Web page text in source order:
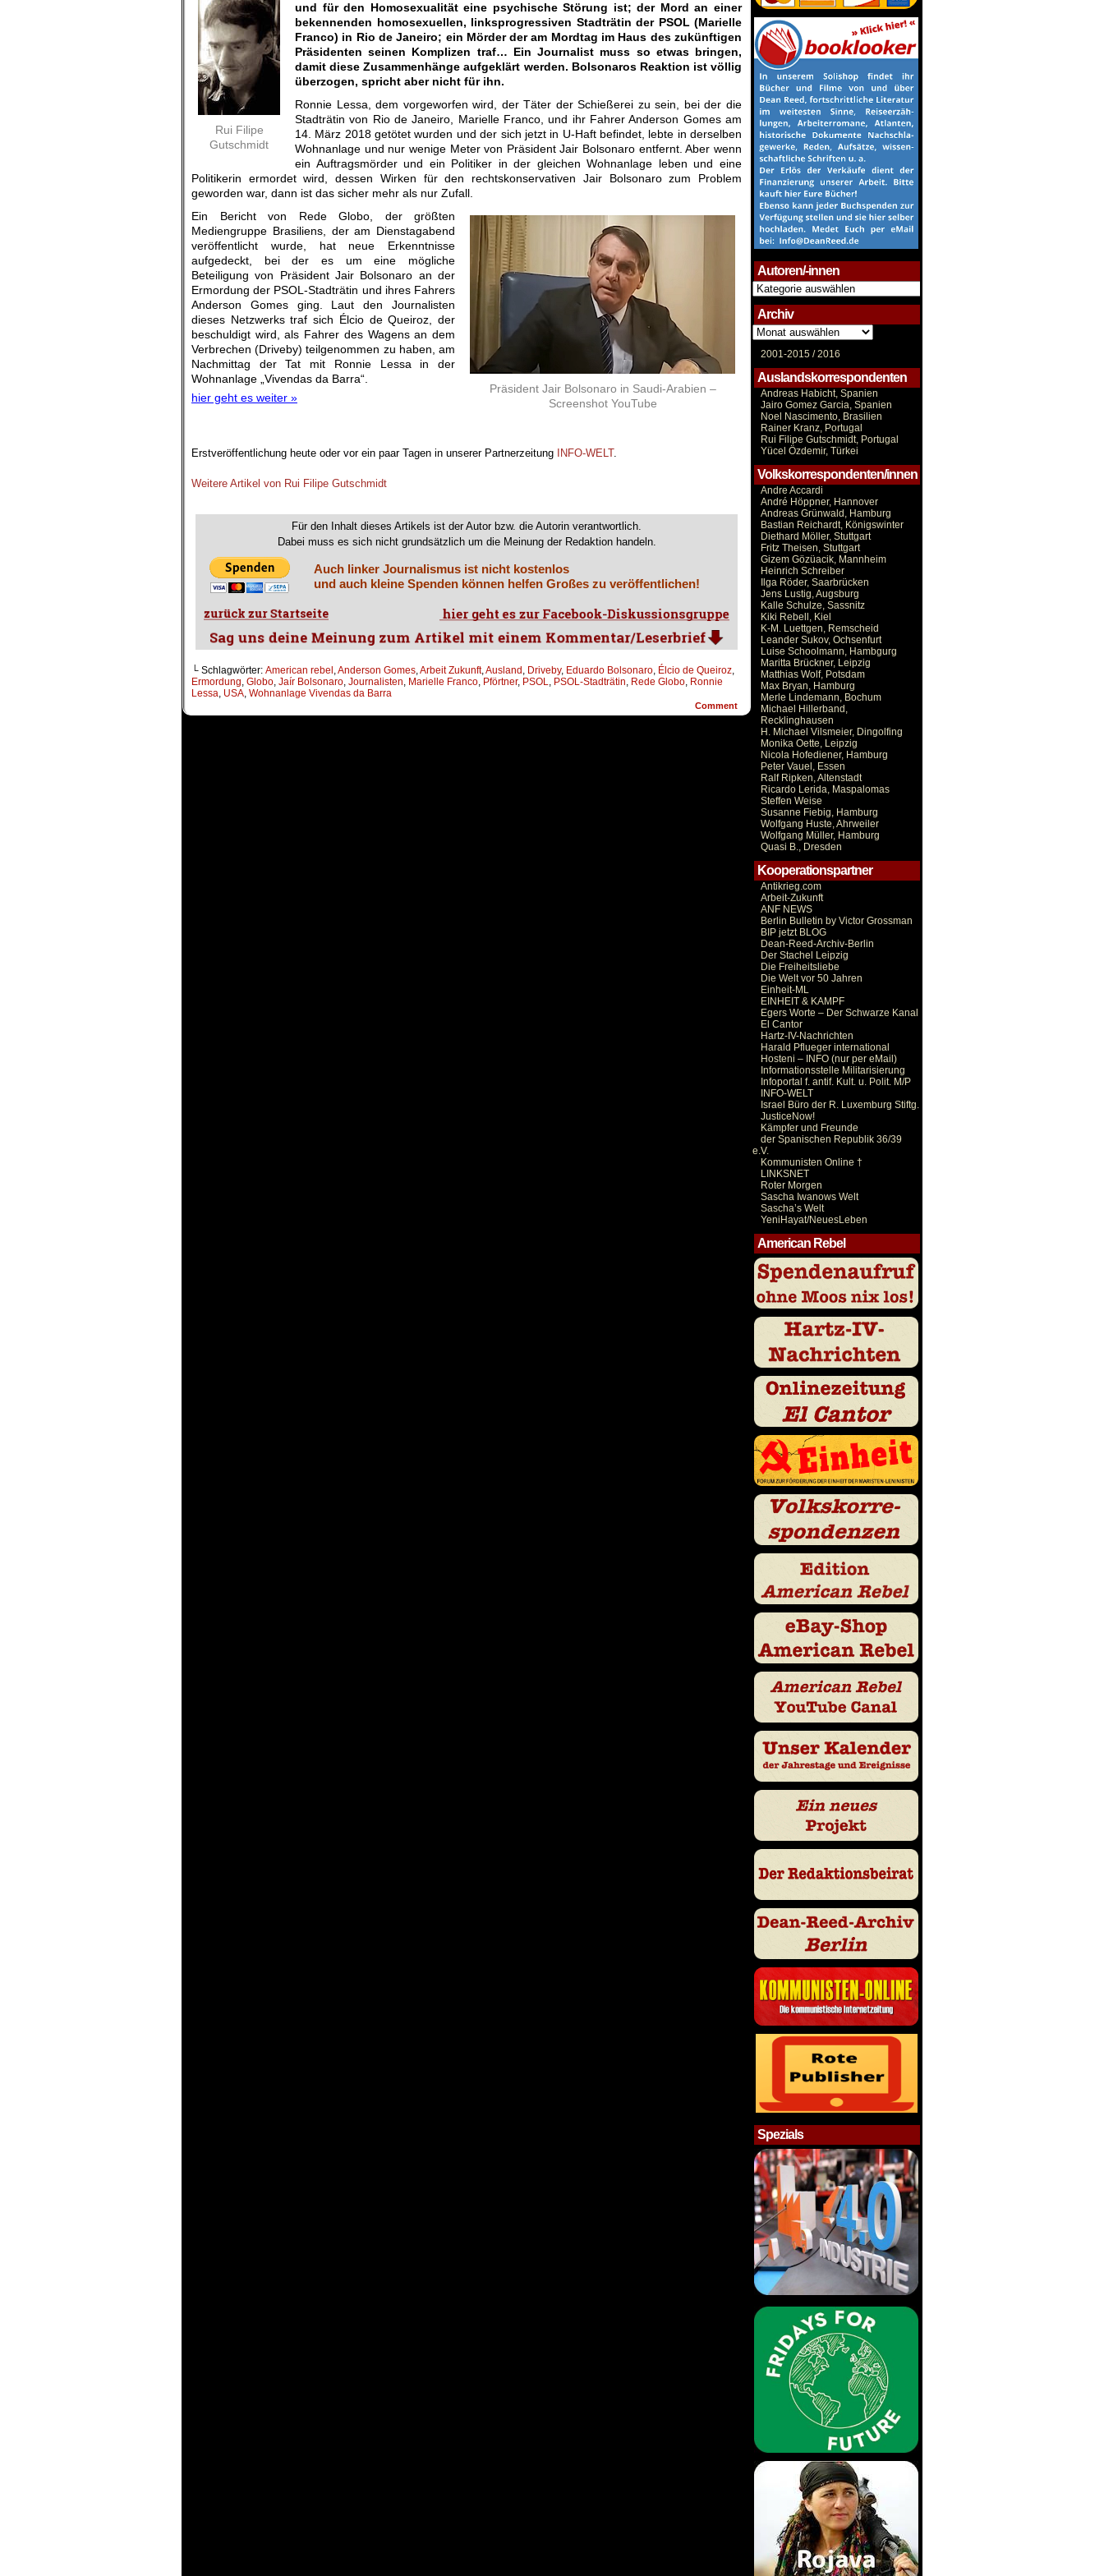
Rui Filipe
Gutschmidt
und für den Homosexualität eine psychische Störung ist; der Mord an einer
bekennenden homosexuellen, linksprogressiven Stadträtin der PSOL (Marielle
Franco) in Rio de Janeiro; ein Mörder der am Mordtag im Haus des zukünftigen
Präsidenten seinen Komplizen traf… Ein Journalist muss so etwas bringen,
damit diese Zusammenhänge aufgeklärt werden. Bolsonaros Reaktion ist völlig
überzogen, spricht aber nicht für ihn.
Ronnie Lessa, dem vorgeworfen wird, der Täter der Schießerei zu sein, bei der die
Stadträtin von Rio de Janeiro, Marielle Franco, und ihr Fahrer Anderson Gomes am
14. März 2018 getötet wurden und der sich jetzt in U-Haft befindet, lebte in derselben
Wohnanlage und nur wenige Meter von Präsident Jair Bolsonaro entfernt. Aber wenn
ein Auftragsmörder und ein Politiker in der gleichen Wohnanlage leben und eine
Politikerin ermordet wird, dessen Wirken für den rechtskonservativen Jair Bolsonaro zum Problem
geworden war, dann ist das sicher mehr als nur Zufall.
Präsident Jair Bolsonaro in Saudi-Arabien –
Screenshot YouTube
Ein Bericht von Rede Globo, der größten
Mediengruppe Brasiliens, der am Dienstagabend
veröffentlicht wurde, hat neue Erkenntnisse
aufgedeckt, bei der es um eine mögliche
Beteiligung von Präsident Jair Bolsonaro an der
Ermordung der PSOL-Stadträtin und ihres Fahrers
Anderson Gomes ging. Laut den Journalisten
dieses Netzwerks traf sich Élcio de Queiroz, der
beschuldigt wird, als Fahrer des Wagens an dem
Verbrechen (Driveby) teilgenommen zu haben, am
Nachmittag der Tat mit Ronnie Lessa in der
Wohnanlage „Vivendas da Barra“.
hier geht es weiter »
Erstveröffentlichung heute oder vor ein paar Tagen in unserer Partnerzeitung INFO-WELT.
Weitere Artikel von Rui Filipe Gutschmidt
Für den Inhalt dieses Artikels ist der Autor bzw. die Autorin verantwortlich.
Dabei muss es sich nicht grundsätzlich um die Meinung der Redaktion handeln.
Auch linker Journalismus ist nicht kostenlos
und auch kleine Spenden können helfen Großes zu veröffentlichen!
└ Schlagwörter: American rebel ,Anderson Gomes,Arbeit Zukunft,Ausland , Driveby, Eduardo Bolsonaro, Élcio de Queiroz,
Ermordung, Globo, Jaír Bolsonaro, Journalisten, Marielle Franco, Pförtner, PSOL, PSOL-Stadträtin, Rede Globo, Ronnie
Lessa, USA, Wohnanlage Vivendas da Barra
Comment
Autoren/-innen
Autoren/-
innen
Archiv
Archiv
2001-2015 /2016
Auslandskorrespondenten
Andreas Habicht, Spanien
Jairo Gomez Garcia, Spanien
Noel Nascimento, Brasilien
Rainer Kranz, Portugal
Rui Filipe Gutschmidt, Portugal
Yücel Özdemir, Türkei
Volkskorrespondenten/innen
Andre Accardi
André Höppner, Hannover
Andreas Grünwald, Hamburg
Bastian Reichardt, Königswinter
Diethard Möller, Stuttgart
Fritz Theisen, Stuttgart
Gizem Gözüacik, Mannheim
Heinrich Schreiber
Ilga Röder, Saarbrücken
Jens Lustig, Augsburg
Kalle Schulze, Sassnitz
Kiki Rebell, Kiel
K-M. Luettgen, Remscheid
Leander Sukov, Ochsenfurt
Luise Schoolmann, Hambgurg
Maritta Brückner, Leipzig
Matthias Wolf, Potsdam
Max Bryan, Hamburg
Merle Lindemann, Bochum
Michael Hillerband,
Recklinghausen
H. Michael Vilsmeier, Dingolfing
Monika Oette, Leipzig
Nicola Hofediener, Hamburg
Peter Vauel, Essen
Ralf Ripken, Altenstadt
Ricardo Lerida, Maspalomas
Steffen Weise
Susanne Fiebig, Hamburg
Wolfgang Huste, Ahrweiler
Wolfgang Müller, Hamburg
Quasi B., Dresden
Kooperationspartner
Antikrieg.com
Arbeit-Zukunft
ANF NEWS
Berlin Bulletin by Victor Grossman
BIP jetzt BLOG
Dean-Reed-Archiv-Berlin
Der Stachel Leipzig
Die Freiheitsliebe
Die Welt vor 50 Jahren
Einheit-ML
EINHEIT & KAMPF
Egers Worte – Der Schwarze Kanal
El Cantor
Hartz-IV-Nachrichten
Harald Pflueger international
Hosteni – INFO (nur per eMail)
Informationsstelle Militarisierung
Infoportal f. antif. Kult. u. Polit. M/P
INFO-WELT
Israel Büro der R. Luxemburg Stiftg.
JusticeNow!
Kämpfer und Freunde
der Spanischen Republik 36/39
e.V.
Kommunisten Online †
LINKSNET
Roter Morgen
Sascha Iwanows Welt
Sascha’s Welt
YeniHayat/NeuesLeben
American Rebel
Spezials